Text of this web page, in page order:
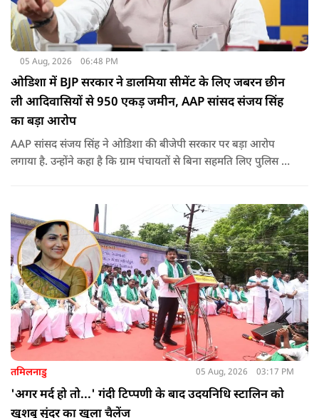
05 Aug, 2026 06:48 PM
ओडिशा में BJP सरकार ने डालमिया सीमेंट के लिए जबरन छीन
ली आदिवासियों से 950 एकड़ जमीन, AAP सांसद संजय सिंह
का बड़ा आरोप
AAP सांसद संजय सिंह ने ओडिशा की बीजेपी सरकार पर बड़ा आरोप
लगाया है. उन्होंने कहा है कि ग्राम पंचायतों से बिना सहमति लिए पुलिस के
तमिलनाडु 05 Aug, 2026 03:17 PM
'अगर मर्द हो तो...' गंदी टिप्पणी के बाद उदयनिधि स्टालिन को
खुशबू सुंदर का खुला चैलेंज